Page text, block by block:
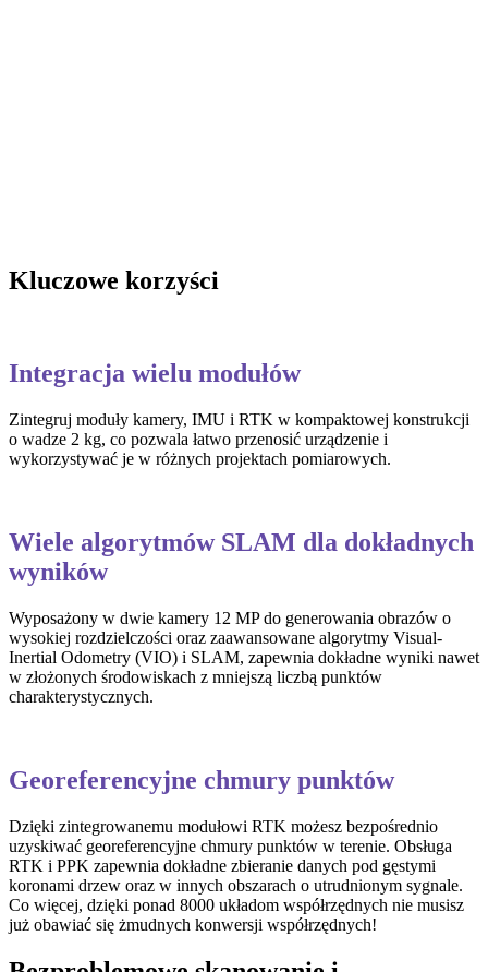
Kluczowe korzyści
Integracja wielu modułów
Zintegruj moduły kamery, IMU i RTK w kompaktowej konstrukcji
o wadze 2 kg, co pozwala łatwo przenosić urządzenie i
wykorzystywać je w różnych projektach pomiarowych.
Wiele algorytmów SLAM dla dokładnych
wyników
Wyposażony w dwie kamery 12 MP do generowania obrazów o
wysokiej rozdzielczości oraz zaawansowane algorytmy Visual-
Inertial Odometry (VIO) i SLAM, zapewnia dokładne wyniki nawet
w złożonych środowiskach z mniejszą liczbą punktów
charakterystycznych.
Georeferencyjne chmury punktów
Dzięki zintegrowanemu modułowi RTK możesz bezpośrednio
uzyskiwać georeferencyjne chmury punktów w terenie. Obsługa
RTK i PPK zapewnia dokładne zbieranie danych pod gęstymi
koronami drzew oraz w innych obszarach o utrudnionym sygnale.
Co więcej, dzięki ponad 8000 układom współrzędnych nie musisz
już obawiać się żmudnych konwersji współrzędnych!